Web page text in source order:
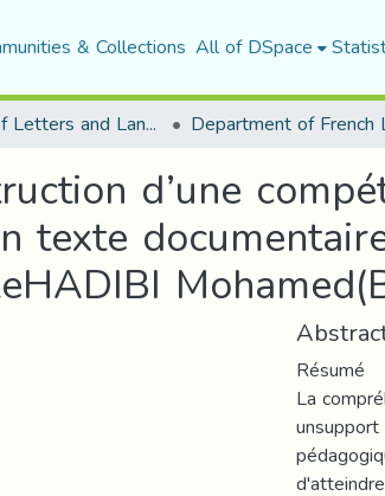
& Collections All of DSpace
Faculty of Letters and Languages
d’une
texte
Résumé
La
unsupport